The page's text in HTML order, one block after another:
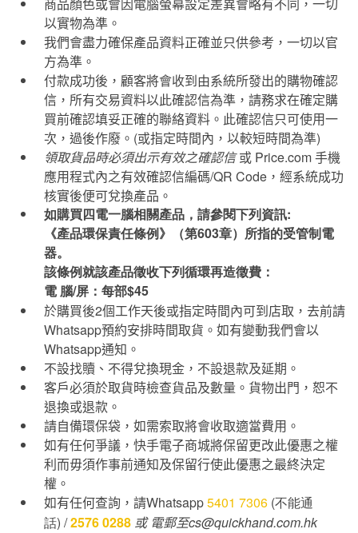
商品顏色或會因電腦螢幕設定差異會略有不同，一切
以實物為準。
我們會盡力確保產品資料正確並只供參考，一切以官
方為準。
付款成功後，顧客將會收到由系統所發出的購物確認
信，所有交易資料以此確認信為準，請務求在確定購
買前確認填妥正確的聯絡資料。此確認信只可使用一
次，過後作廢。 (或指定時間內，以較短時間為準)
領取貨品時必須出示有效之確認信 或 Price.com手機
應用程式內之有效確認信編碼/QR Code ，經系統成功
核實後便可兌換產品。
如購買四電一腦相關產品，請參閱下列資訊:
《產品環保責任條例》（第603章）所指的受管制電
器。
該條例就該產品徵收下列循環再造徵費：
電 腦/屏：每部$45
於購買後2個工作天後或指定時間內可到店取，去前請
Whatsapp預約安排時間取貨。如有變動我們會以
Whatsapp通知。
不設找贖、不得兌換現金，不設退款及延期。
客戶必須於取貨時檢查貨品及數量。貨物出門，恕不
退換或退款。
請自備環保袋，如需索取將會收取適當費用。
如有任何爭議，快手電子商城將保留更改此優惠之權
利而毋須作事前通知及保留行使此優惠之最終決定
權。
如有任何查詢，請Whatsapp5401 7306 (不能通
話) /2576 0288 或 電郵至cs@quickhand.com.hk